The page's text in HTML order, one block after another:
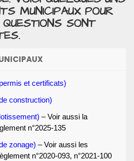
MUNICIPAUX POUR
SONT
et certificats)
construction)
– Voir aussi la
n°2025-135
zonage) – Voir aussi les
n°2020-093, n°2021-100